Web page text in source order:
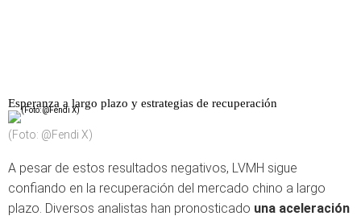
Esperanza a largo plazo y estrategias de recuperación
(Foto: @Fendi X)
A pesar de estos resultados negativos, LVMH sigue
confiando en la recuperación del mercado chino a largo
plazo. Diversos analistas han pronosticado una aceleración